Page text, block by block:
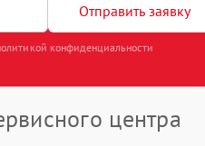
Отправить заявку
конфиденциальности
центра